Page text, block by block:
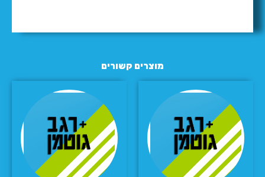
מוצרים קשורים